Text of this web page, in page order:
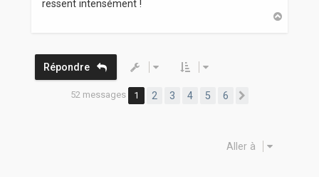
ressent intensément !
Répondre
52 messages 1 2 3 4 5 6
Aller à